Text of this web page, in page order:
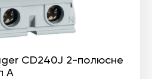
CD240J 2-полюсне
А